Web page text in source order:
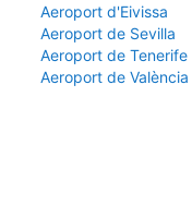
Aeroport d'Eivissa
Aeroport de Sevilla
Aeroport de Tenerife
Aeroport de València